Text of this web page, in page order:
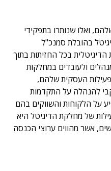
ואלו שנותרו בתפקידי
בהובלת סמנכ"ל
בכל החזיתות בתוך
ולעובדים במחלקות
העסקית שלהם,
להנהלה על התקדמות
על הלקוחות והשווקים בהם
של מחלקת הדיגיטל היא
אשר מהווים ערוצי הכנסה